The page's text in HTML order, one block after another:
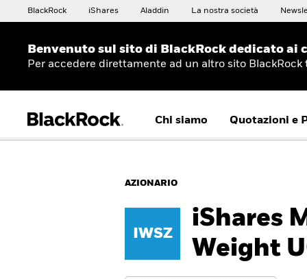
BlackRock iShares Aladdin La nostra società
Benvenuto sul sito di BlackRock dedicato ai
Per accedere direttamente ad un altro sito
Chi siamo Quotazioni e
AZIONARIO
IWSZ
iShares
Weight